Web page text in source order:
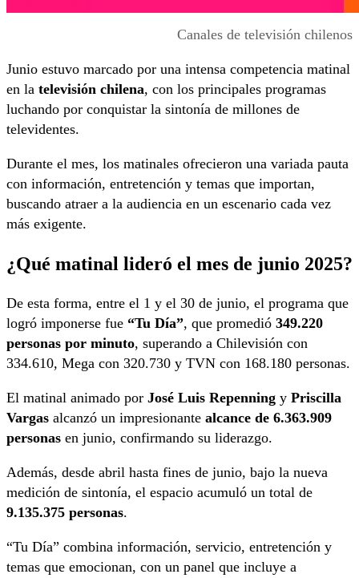
Canales de televisión chilenos
Junio estuvo marcado por una intensa competencia matinal
en la televisión chilena, con los principales programas
luchando por conquistar la sintonía de millones de
televidentes.
Durante el mes, los matinales ofrecieron una variada pauta
con información, entretención y temas que importan,
buscando atraer a la audiencia en un escenario cada vez
más exigente.
¿Qué matinal lideró el mes de junio 2025?
De esta forma, entre el 1 y el 30 de junio, el programa que
logró imponerse fue “Tu Día”, que promedió 349.220
personas por minuto, superando a Chilevisión con
334.610, Mega con 320.730 y TVN con 168.180 personas.
El matinal animado por José Luis Repenning y Priscilla
Vargas alcanzó un impresionante alcance de 6.363.909
personas en junio, confirmando su liderazgo.
Además, desde abril hasta fines de junio, bajo la nueva
medición de sintonía, el espacio acumuló un total de
9.135.375 personas.
“Tu Día” combina información, servicio, entretención y
temas que emocionan, con un panel que incluye a